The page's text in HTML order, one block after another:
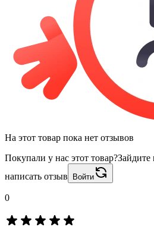
На этот товар пока нет отзывов
Покупали у нас этот товар?
написать отзыв
Войти
0